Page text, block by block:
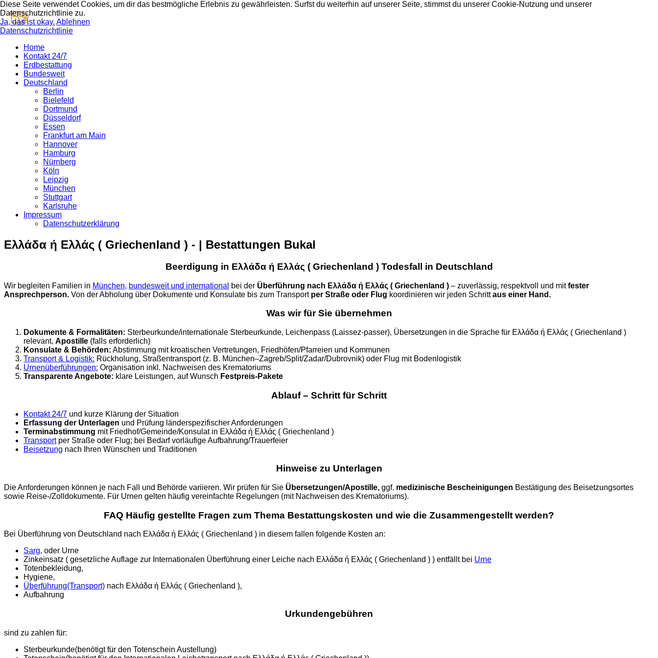
Home
Kontakt 24/7
Erdbestattung
Bundesweit
Deutschland
Berlin
Bielefeld
Dortmund
Düsseldorf
Essen
Frankfurt am Main
Hannover
Hamburg
Nürnberg
Köln
Leipzig
München
Stuttgart
Karlsruhe
Impressum
Datenschutzerklärung
Ελλάδα ή Ελλάς ( Griechenland ) - | Bestattungen Bukal
Beerdigung in Ελλάδα ή Ελλάς ( Griechenland ) Todesfall in Deutschland
Wir begleiten Familien in München, bundesweit und international bei der Überführung nach Ελλάδα ή Ελλάς ( Griechenland ) – zuverlässig, respektvoll und mitfester
Ansprechperson. Von der Abholung über Dokumente und Konsulate bis zum Transport per Straße oder Flug koordinieren wir jeden Schrittaus einer Hand.
Was wir für Sie übernehmen
Dokumente & Formalitäten: Sterbeurkunde/internationale Sterbeurkunde, Leichenpass (Laissez-passer), Übersetzungen in die Sprache für Ελλάδα ή Ελλάς ( Griechenland )
relevant, Apostille (falls erforderlich)
Konsulate & Behörden: Abstimmung mit kroatischen Vertretungen, Friedhöfen/Pfarreien und Kommunen
Transport & Logistik: Rückholung, Straßentransport (z. B. München–Zagreb/Split/Zadar/Dubrovnik) oder Flug mit Bodenlogistik
Urnenüberführungen: Organisation inkl. Nachweisen des Krematoriums
Transparente Angebote: klare Leistungen, auf Wunsch Festpreis-Pakete
Ablauf – Schritt für Schritt
Kontakt 24/7 und kurze Klärung der Situation
Erfassung der Unterlagen und Prüfung länderspezifischer Anforderungen
Terminabstimmung mit Friedhof/Gemeinde/Konsulat in Ελλάδα ή Ελλάς ( Griechenland )
Transportper Straße oder Flug; bei Bedarf vorläufige Aufbahrung/Trauerfeier
Beisetzung nach Ihren Wünschen und Traditionen
Hinweise zu Unterlagen
Die Anforderungen können je nach Fall und Behörde variieren. Wir prüfen für Sie Übersetzungen/Apostille, ggf. medizinische Bescheinigungen Bestätigung des Beisetzungsortes
sowie Reise-/Zolldokumente. Für Urnen gelten häufig vereinfachte Regelungen (mit Nachweisen des Krematoriums).
FAQ Häufig gestellte Fragen zum Thema Bestattungskosten und wie die Zusammengestellt werden?
Bei Überführung von Deutschland nach Ελλάδα ή Ελλάς ( Griechenland ) in diesem fallen folgende Kosten an:
Sarg, oder Urne
Zinkeinsatz ( gesetzliche Auflage zur Internationalen Überführung einer Leiche nach Ελλάδα ή Ελλάς ( Griechenland ) ) entfällt bei Urne
Totenbekleidung,
Hygiene,
Überführung(Transport) nach Ελλάδα ή Ελλάς ( Griechenland ),
Aufbahrung
Urkundengebühren
sind zu zahlen für:
Sterbeurkunde(benötigt für den Totenschein Austellung)
Diese Seite verwendet Cookies, um dir das bestmögliche Erlebnis zu gewährleisten. Surfst du weiterhin auf unserer Seite, stimmst du unserer Cookie-Nutzung und unserer
Datenschutzrichtlinie zu.
Ja, das ist okay. Ablehnen
Datenschutzrichtlinie